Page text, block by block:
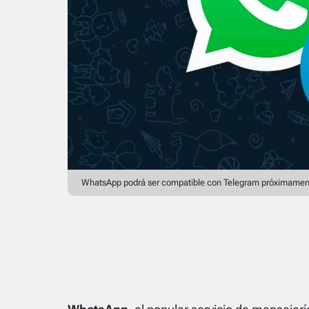
WhatsApp podrá ser compatible con Telegram